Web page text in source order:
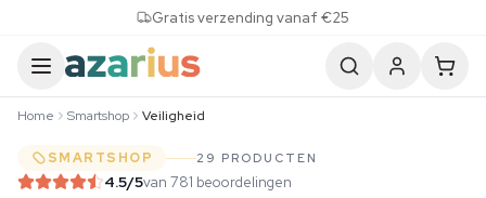
Gratis verzending vanaf €25
Home Smartshop Veiligheid
SMARTSHOP 29 PRODUCTEN
4.5/5van 781 beoordelingen